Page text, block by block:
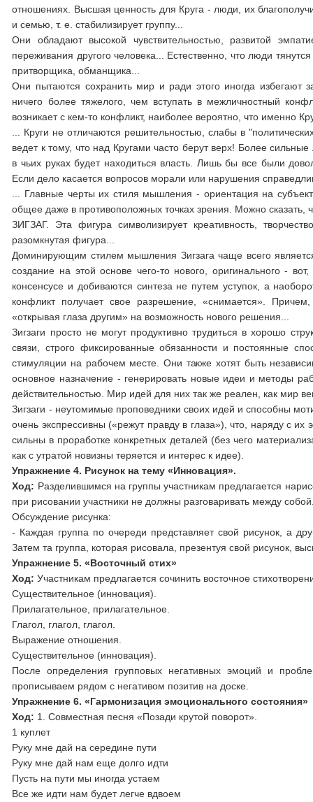
отношениях. Высшая ценность для Круга - люди, их
и семью, т. е. стабилизирует группу...
Они обладают высокой чувствительностью, развитой
переживания другого человека... Естественно, что люди
притворщика, обманщика...
Они пытаются сохранить мир и ради этого иногда
ничего более тяжелого, чем вступать в межличностный
возникает с кем-то конфликт, наиболее вероятно, что именно
... Круги не отличаются решительностью, слабы в
ведет к тому, что над Кругами часто берут верх! Более
в чьих руках будет находиться власть. Лишь бы все были
Если дело касается вопросов морали или нарушения
... Главные черты их стиля мышления - ориентация на
общее даже в противоположных точках зрения. Можно сказать,
ЗИГЗАГ. Эта фигура символизирует креативность,
разомкнутая фигура...
Доминирующим стилем мышления Зигзага чаще всего
создание на этой основе чего-то нового, оригинального -
консенсусе и добиваются синтеза не путем уступок, а
конфликт получает свое разрешение, «снимается».
«открывая глаза другим» на возможность нового решения...
Зигзаги просто не могут продуктивно трудиться в хорошо
связи, строго фиксированные обязанности и постоянные
стимуляции на рабочем месте. Они также хотят быть
основное назначение - генерировать новые идеи и методы
действительностью. Мир идей для них так же реален, как мир
Зигзаги - неутомимые проповедники своих идей и способны
очень экспрессивны («режут правду в глаза»), что, наряду с
сильны в проработке конкретных деталей (без чего
как с утратой новизны теряется и интерес к идее).
Упражнение 4. Рисунок на тему «Инновация».
Ход: Разделившимся на группы участникам предлагается
при рисовании участники не должны разговаривать между
Обсуждение рисунка:
- Каждая группа по очереди представляет свой рисунок, а
Затем та группа, которая рисовала, презентуя свой рисунок,
Упражнение 5. «Восточный стих»
Ход: Участникам предлагается сочинить восточное
Существительное (инновация).
Прилагательное, прилагательное.
Глагол, глагол, глагол.
Выражение отношения.
Существительное (инновация).
После определения групповых негативных эмоций и
прописываем рядом с негативом позитив на доске.
Упражнение 6. «Гармонизация эмоционального состояния»
Ход: 1. Совместная песня «Позади крутой поворот».
1 куплет
Руку мне дай на середине пути
Руку мне дай нам еще долго идти
Пусть на пути мы иногда устаем
Все же идти нам будет легче вдвоем